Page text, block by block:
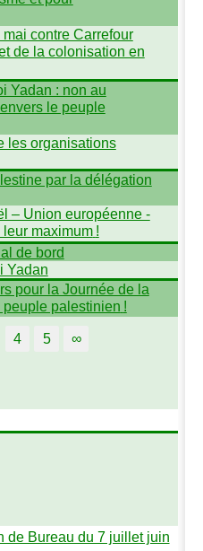
contre Carrefour
de la colonisation en
Yadan : non au
le peuple
les organisations
par la délégation
– Union européenne -
maximum !
de bord
Yadan
pour la Journée de la
palestinien !
4 5 ∞
de Bureau du 7 juillet juin